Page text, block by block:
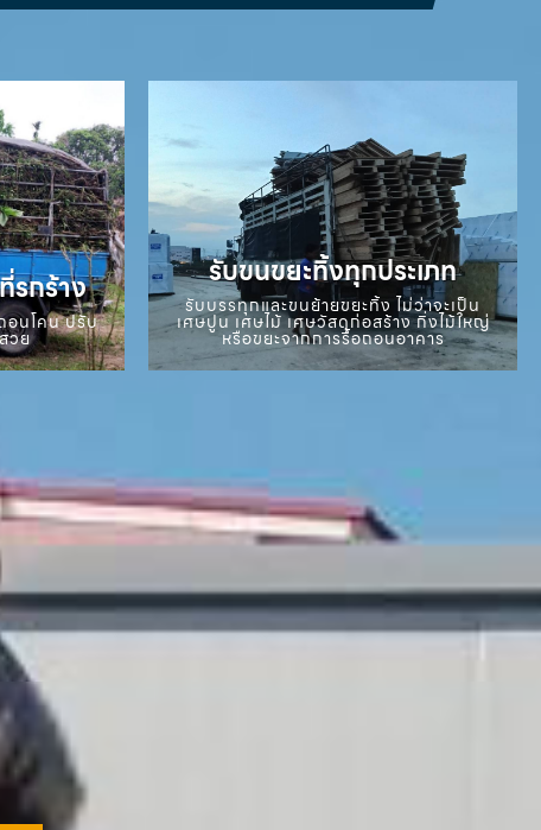
รกร้าง
อนโคน ปรับ
วย
รับขนขยะทิ้งทุกประเภท
รับบรรทุกและขนย้ายขยะทิ้ง ไม่ว่าจะเป็น
เศษปูน เศษไม้ เศษวัสดุก่อสร้าง กิ่งไม้ใหญ่
หรือขยะจากการรื้อถอนอาคาร